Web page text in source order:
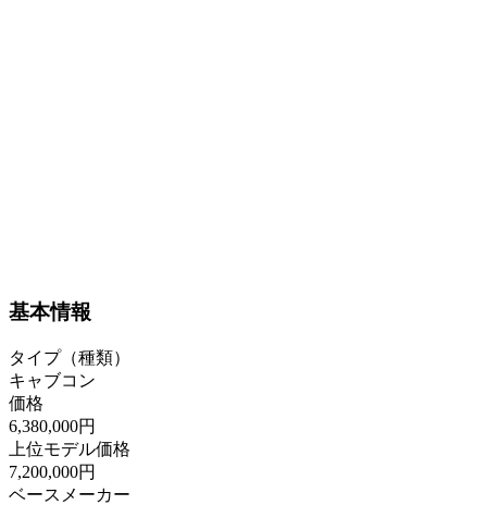
基本情報
タイプ（種類）
キャブコン
価格
6,380,000円
上位モデル価格
7,200,000円
ベースメーカー